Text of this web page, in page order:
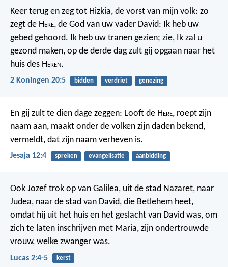
Keer terug en zeg tot Hizkia, de vorst van mijn volk: zo
zegt de Here, de God van uw vader David: Ik heb uw
gebed gehoord. Ik heb uw tranen gezien; zie, Ik zal u
gezond maken, op de derde dag zult gij opgaan naar het
huis des Heren.
2 Koningen 20:5 bidden verdriet genezing
En gij zult te dien dage zeggen: Looft de Here, roept zijn
naam aan, maakt onder de volken zijn daden bekend,
vermeldt, dat zijn naam verheven is.
Jesaja 12:4 spreken evangelisatie aanbidding
Ook Jozef trok op van Galilea, uit de stad Nazaret, naar
Judea, naar de stad van David, die Betlehem heet,
omdat hij uit het huis en het geslacht van David was, om
zich te laten inschrijven met Maria, zijn ondertrouwde
vrouw, welke zwanger was.
Lucas 2:4-5 kerst